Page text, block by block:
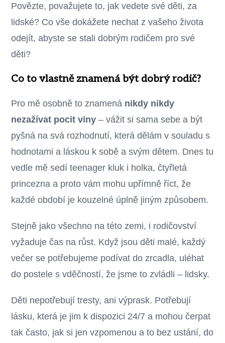
Povězte, považujete to, jak vedete své děti, za
lidské? Co vše dokážete nechat z vašeho života
odejít, abyste se stali dobrým rodičem pro své
děti?
Co to vlastně znamená být dobrý rodič?
Pro mě osobně to znamená nikdy nikdy
nezažívat pocit viny – vážit si sama sebe a být
pyšná na svá rozhodnutí, která dělám v souladu s
hodnotami a láskou k sobě a svým dětem. Dnes tu
vedle mě sedí teenager kluk i holka, čtyřletá
princezna a proto vám mohu upřímně říct, že
každé období je kouzelné úplně jiným způsobem.
Stejně jako všechno na této zemi, i rodičovství
vyžaduje čas na růst. Když jsou děti malé, každý
večer se potřebujeme podívat do zrcadla, uléhat
do postele s vděčností, že jsme to zvládli – lidsky.
Děti nepotřebují tresty, ani výprask. Potřebují
lásku, která je jim k dispozici 24/7 a mohou čerpat
tak často, jak si jen vzpomenou a to bez ustání, do